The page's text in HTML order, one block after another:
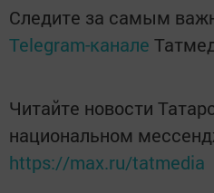
Следите за самым
Telegram-канале
Читайте новости
национальном
https://max.ru/tatmedia